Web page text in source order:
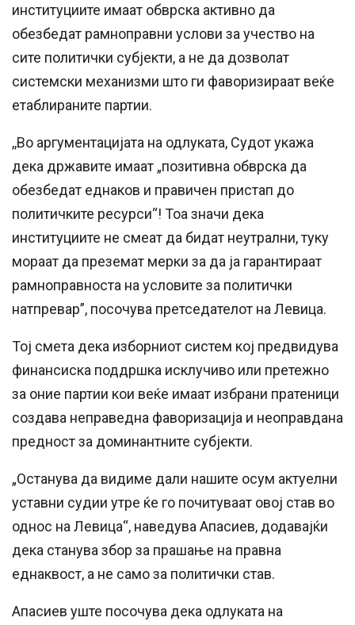
институциите имаат обврска активно да
обезбедат рамноправни услови за учество на
сите политички субјекти, а не да дозволат
системски механизми што ги фаворизираат веќе
етаблираните партии.
,,Во аргументацијата на одлуката, Судот укажа
дека државите имаат „позитивна обврска да
обезбедат еднаков и правичен пристап до
политичките ресурси“! Тоа значи дека
институциите не смеат да бидат неутрални, туку
мораат да преземат мерки за да ја гарантираат
рамноправноста на условите за политички
натпревар”, посочува претседателот на Левица.
Тој смета дека изборниот систем кој предвидува
финансиска поддршка исклучиво или претежно
за оние партии кои веќе имаат избрани пратеници
создава неправедна фаворизација и неоправдана
предност за доминантните субјекти.
„Останува да видиме дали нашите осум актуелни
уставни судии утре ќе го почитуваат овој став во
однос на Левица“, наведува Апасиев, додавајќи
дека станува збор за прашање на правна
еднаквост, а не само за политички став.
Апасиев уште посочува дека одлуката на